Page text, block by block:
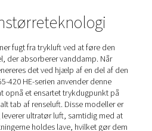
HE varmeløse
med
profil
420 HE adsorptionstørrere leverer
og processer og opnår et